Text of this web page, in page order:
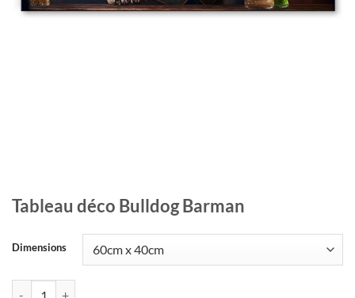
Tableau déco Bulldog Barman
Dimensions